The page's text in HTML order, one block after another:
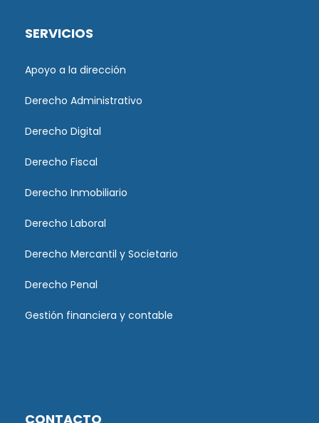
SERVICIOS
Apoyo a la dirección
Derecho Administrativo
Derecho Digital
Derecho Fiscal
Derecho Inmobiliario
Derecho Laboral
Derecho Mercantil y Societario
Derecho Penal
Gestión financiera y contable
CONTACTO